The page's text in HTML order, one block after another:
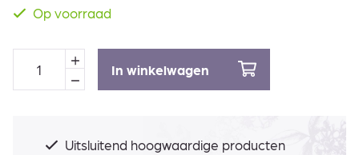
Op voorraad
In winkelwagen
Uitsluitend hoogwaardige producten